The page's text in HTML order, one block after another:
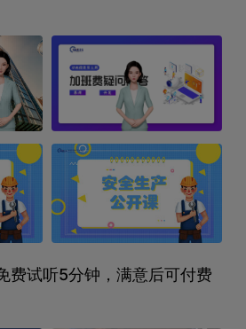
费试听5分钟，满意后可付费